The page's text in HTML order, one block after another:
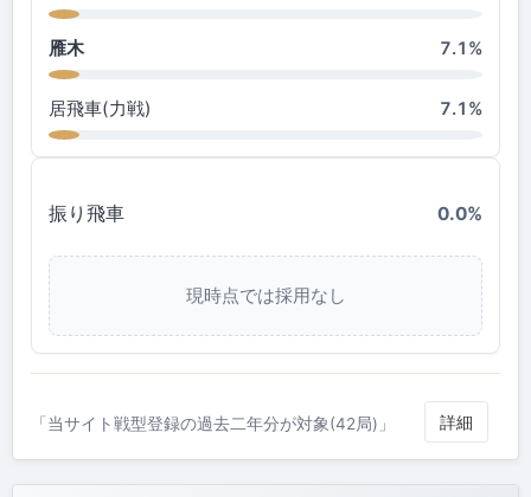
雁木 7.1%
居飛車(力戦) 7.1%
振り飛車 0.0%
現時点では採用なし
「当サイト戦型登録の過去二年分が対象(42局)」 詳細